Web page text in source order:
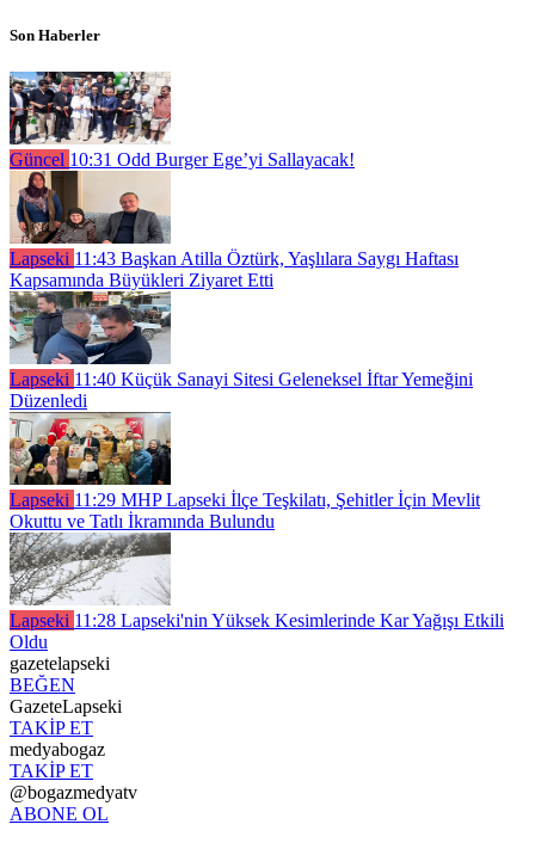
Son Haberler
Güncel 10:31 Odd Burger Ege’yi Sallayacak!
Lapseki 11:43 Başkan Atilla Öztürk, Yaşlılara Saygı Haftası
Kapsamında Büyükleri Ziyaret Etti
Lapseki 11:40 Küçük Sanayi Sitesi Geleneksel İftar Yemeğini
Düzenledi
Lapseki 11:29 MHP Lapseki İlçe Teşkilatı, Şehitler İçin Mevlit
Okuttu ve Tatlı İkramında Bulundu
Lapseki 11:28 Lapseki'nin Yüksek Kesimlerinde Kar Yağışı Etkili
Oldu
gazetelapseki
BEĞEN
GazeteLapseki
TAKİP ET
medyabogaz
TAKİP ET
@bogazmedyatv
ABONE OL